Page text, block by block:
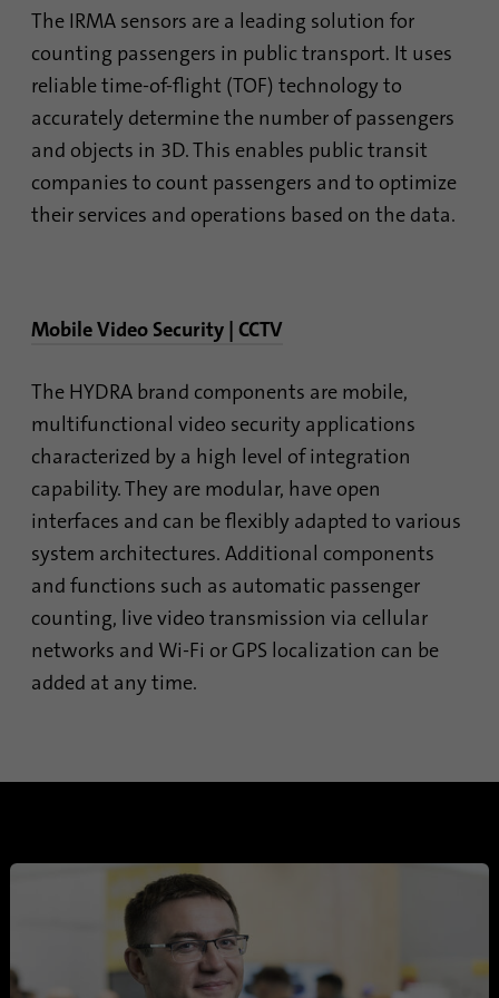
The IRMA sensors are a leading solution for
counting passengers in public transport. It uses
reliable time-of-flight (TOF) technology to
accurately determine the number of passengers
and objects in 3D. This enables public transit
companies to count passengers and to optimize
their services and operations based on the data.
Mobile Video Security | CCTV
The HYDRA brand components are mobile,
multifunctional video security applications
characterized by a high level of integration
capability. They are modular, have open
interfaces and can be flexibly adapted to various
system architectures. Additional components
and functions such as automatic passenger
counting, live video transmission via cellular
networks and Wi-Fi or GPS localization can be
added at any time.
непосредственно на него при
следующем посещении.
Цель
используется для хранения
информации о том, как
посетители используют веб-
сайт, и помогает создать
аналитический отчет о
состоянии веб-сайта.
Собранные данные, включая
количество посетителей,
источник, из которого они
Поставщик Google Analytics
Продолжительность
Цель
Google использует этот файл
cookie для идентификации
Имя bcookie
LinkedIn, чтобы обнаружить
неправомерное
использование платформы.